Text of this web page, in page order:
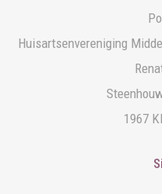
Huisartsenvereniging
1967